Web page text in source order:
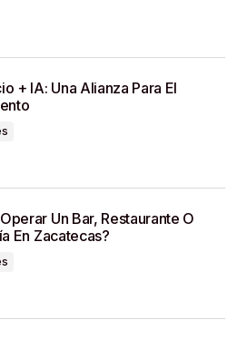
Para La Próxima Vez
+ IA: Una Alianza Para El
Un Bar, Restaurante O
En Zacatecas?